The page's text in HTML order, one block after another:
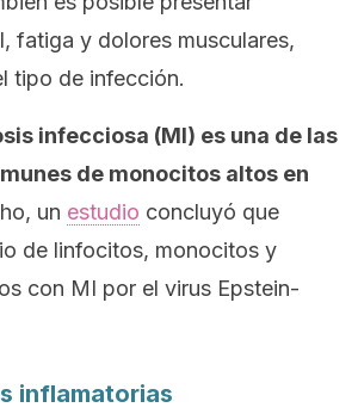
fatiga y dolores musculares,
tipo de infección.
infecciosa (MI) es una de las
de monocitos altos en
un estudio concluyó que
de linfocitos, monocitos y
con MI por el virus Epstein-
inflamatorias